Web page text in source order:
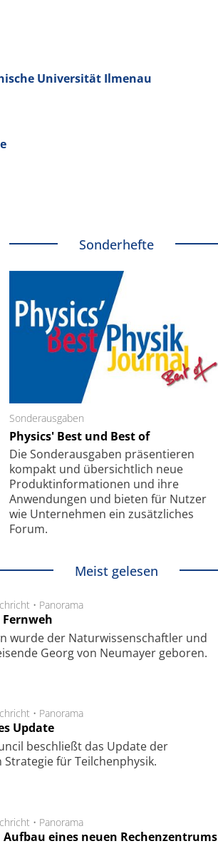
Universität Ilmenau
Sonderhefte
Sonderausgaben
Physics' Best und Best of
Die Sonder­ausgaben präsentieren
kompakt und übersichtlich neue
Produkt­informationen und ihre
Anwendungen und bieten für Nutzer
wie Unternehmen ein zusätzliches
Forum.
Elektronenmikroskopie auf
kleinstem Raum
Meist gelesen
• Panorama
wurde der Naturwissenschaftler und
Georg von Neumayer geboren.
• Panorama
Update
beschließt das Update der
Strategie für Teilchenphysik.
• Panorama
eines neuen Rechenzentrums